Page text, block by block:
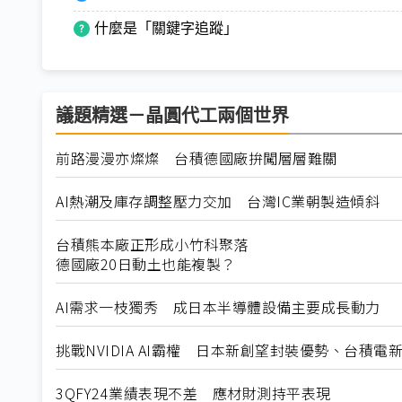
什麼是「關鍵字追蹤」
議題精選－晶圓代工兩個世界
前路漫漫亦燦燦 台積德國廠拚闖層層難關
AI熱潮及庫存調整壓力交加 台灣IC業朝製造傾斜
台積熊本廠正形成小竹科聚落
德國廠20日動土也能複製？
AI需求一枝獨秀 成日本半導體設備主要成長動力
挑戰NVIDIA AI霸權 日本新創望封裝優勢、台積電
3QFY24業績表現不差 應材財測持平表現